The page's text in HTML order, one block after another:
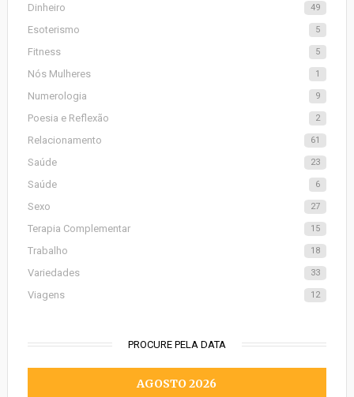
Dinheiro 49
Esoterismo 5
Fitness 5
Nós Mulheres 1
Numerologia 9
Poesia e Reflexão 2
Relacionamento 61
Saúde 23
Saúde 6
Sexo 27
Terapia Complementar 15
Trabalho 18
Variedades 33
Viagens 12
PROCURE PELA DATA
AGOSTO 2026